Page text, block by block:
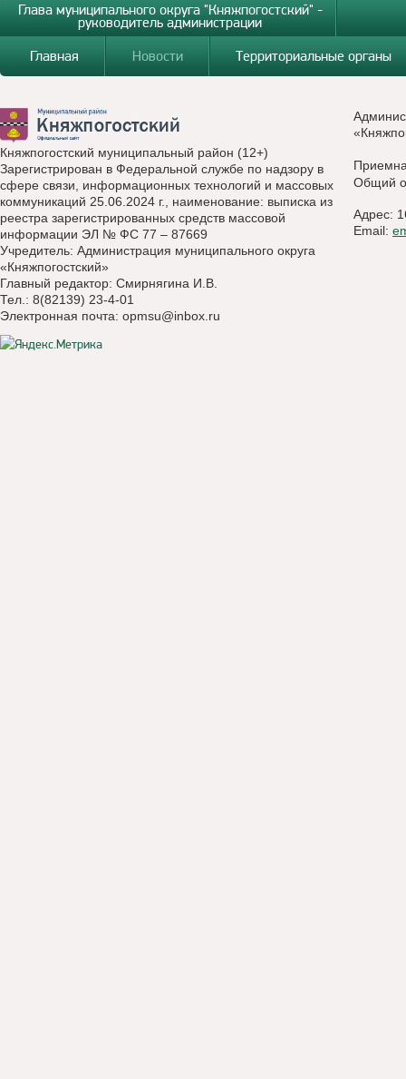
Глава муниципального округа "Княжпогостский" -
руководитель администрации
Главная
Новости Территориальные органы
Княжпогостский муниципальный район (12+)
Зарегистрирован в Федеральной службе по надзору в
сфере связи, информационных технологий и массовых
коммуникаций 25.06.2024 г., наименование: выписка из
реестра зарегистрированных средств массовой
информации ЭЛ № ФС 77 – 87669
Учредитель: Администрация муниципального округа
«Княжпогостский»
Главный редактор: Смирнягина И.В.
Тел.: 8(82139) 23-4-01
Электронная почта: opmsu@inbox.ru
Общий
Адрес:
Email: